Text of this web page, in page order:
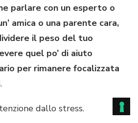
parlare con un esperto o
amica o una parente cara,
il peso del tuo
quel po’ di aiuto
per rimanere focalizzata
dallo stress.